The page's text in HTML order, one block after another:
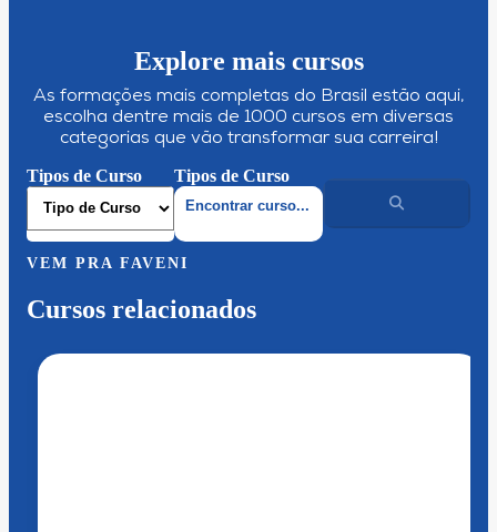
Explore mais cursos
As formações mais completas do Brasil estão aqui,
escolha dentre mais de 1000 cursos em diversas
categorias que vão transformar sua carreira!
Tipos de Curso Tipos de Curso
VEM PRA FAVENI
Cursos relacionados